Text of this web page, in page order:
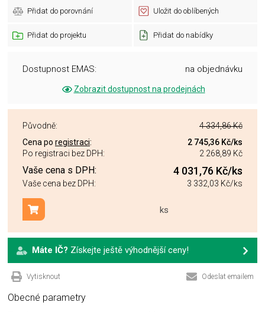
Přidat do porovnání Uložit do oblíbených
Přidat do projektu Přidat do nabídky
Dostupnost EMAS: na objednávku
Zobrazit dostupnost na prodejnách
Původně:
4 334,86 Kč
Cena po registraci: 2 745,36 Kč/ks
Po registraci bez DPH:
2 268,89 Kč
Vaše cena s DPH: 4 031,76 Kč/ks
Vaše cena bez DPH: 3 332,03 Kč/ks
ks
Přidat do košíku
Máte IČ? Získejte ještě výhodnější ceny!
Vytisknout Odeslat emailem
Obecné parametry